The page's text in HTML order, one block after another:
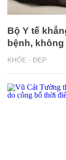
KHỎE - ĐẸP
Bộ Y tế
bệnh, không